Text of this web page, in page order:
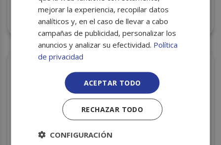
PALILLO REDONDO CUBILETE PLASTICO 200U R/25 C/8
mejorar la experiencia, recopilar datos
analíticos y, en el caso de llevar a cabo
campañas de publicidad, personalizar los
anuncios y analizar su efectividad. Política
de privacidad
ACEPTAR TODO
RECHAZAR TODO
CONFIGURACIÓN